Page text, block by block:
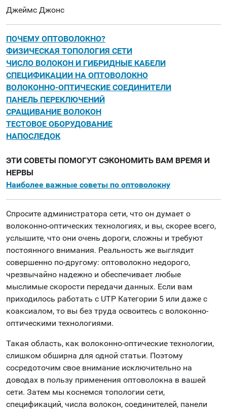
Джеймс Джонс
ПОЧЕМУ ОПТОВОЛОКНО?
ФИЗИЧЕСКАЯ ТОПОЛОГИЯ СЕТИ
ЧИСЛО ВОЛОКОН И ГИБРИДНЫЕ КАБЕЛИ
СПЕЦИФИКАЦИИ НА ОПТОВОЛОКНО
ВОЛОКОННО-ОПТИЧЕСКИЕ СОЕДИНИТЕЛИ
ПАНЕЛЬ ПЕРЕКЛЮЧЕНИЙ
СРАЩИВАНИЕ ВОЛОКОН
ТЕСТОВОЕ ОБОРУДОВАНИЕ
НАПОСЛЕДОК
ЭТИ СОВЕТЫ ПОМОГУТ СЭКОНОМИТЬ ВАМ ВРЕМЯ И
НЕРВЫ
Наиболее важные советы по оптоволокну
Спросите администратора сети, что он думает о
волоконно-оптических технологиях, и вы, скорее всего,
услышите, что они очень дороги, сложны и требуют
постоянного внимания. Реальность же выглядит
совершенно по-другому: оптоволокно недорого,
чрезвычайно надежно и обеспечивает любые
мыслимые скорости передачи данных. Если вам
приходилось работать с UTP Категории 5 или даже с
коаксиалом, то вы без труда освоитесь с волоконно-
оптическими технологиями.
Такая область, как волоконно-оптические технологии,
слишком обширна для одной статьи. Поэтому
сосредоточим свое внимание исключительно на
доводах в пользу применения оптоволокна в вашей
сети. Затем мы коснемся топологии сети,
спецификаций, числа волокон, соединителей, панели